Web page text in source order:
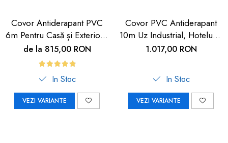
Covor Antiderapant PVC
6m Pentru Casă și Exterior |
Carboysafety
de la 815,00 RON
In Stoc
VEZI VARIANTE
Covor PVC Antiderapant
10m Uz Industrial, Hoteluri |
Carboysafety
1.017,00 RON
In Stoc
VEZI VARIANTE